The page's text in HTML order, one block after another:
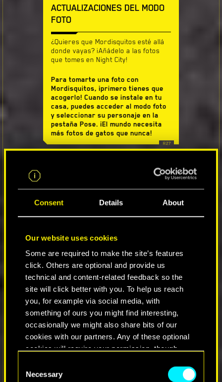
Consent Details About
Our website uses cookies
Some are required to make the site’s features
click. Others are optional and provide us
technical and content-related feedback so the
site will click better with you. To help us reach
you, for example via social media, with
something of ours you might find interesting,
occasionally we might also share bits of our
cookies with our partners. Any of these optional
cookies will require your permission, though.
You’ll find all the details regarding our use of
Selection
Necessary
ACTUALIZACIONES DEL MODO
FOTO
¿Quieres que Mordisquitos esté allá
donde vayas? ¡Añádelo a las fotos
que tomes en Night City!
Para tomarte una foto con
Mordisquitos, ¡primero tienes que
acogerlo! Cuando se instale en tu
casa, puedes acceder al modo foto
y seleccionar su personaje en la
pestaña Pose. ¡El mundo necesita
más fotos de gatos que nunca!
LLANTAS DE NEÓN PARA
MOTOS
Date otro rol por Night City con tu
moto. ¡Haz que la banda gire la
cabeza con las nuevas ruedas de
neón!
Para cambiar el color de las llantas
de tu moto, toca el botón del claxon
mientras conduces.